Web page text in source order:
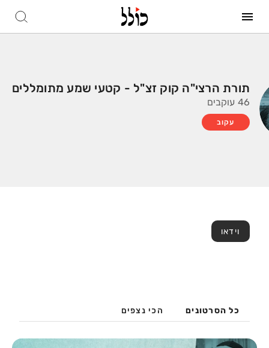
תורת הרצי"ה קוק זצ"ל - קטעי שמע מתומללים
46 עוקבים
עקוב
וידאו
כל הסרטונים הכי נצפים